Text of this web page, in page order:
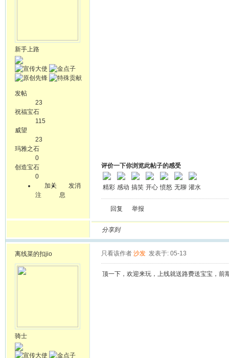
新手上路
发帖
23
祝福宝石
115
威望
23
玛雅之石
0
创造宝石
0
加关
注
发消
息
评价一下你浏览此帖子的感受
精彩 感动 搞笑 开心 愤怒 无聊 灌水
回复 举报
分享到
离线菜的扣jio
骑士
只看该作者 沙发 发表于: 05-13
顶一下，欢迎来玩，上线就送路费送宝宝，前